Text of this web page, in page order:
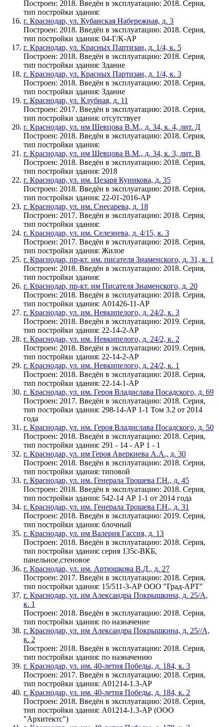
Построен: 2018. Введён в эксплуатацию: 2018. Серия,
тип постройки здания:
г. Краснодар, ул. Кубанская Набережная, д. 3
Построен: 2018. Введён в эксплуатацию: 2018. Серия,
тип постройки здания: 04-Г/К-АР
г. Краснодар, ул. Красных Партизан, д. 1/4, к. 5
Построен: 2018. Введён в эксплуатацию: 2018. Серия,
тип постройки здания: Здание
г. Краснодар, ул. Красных Партизан, д. 1/4, к. 3
Построен: 2018. Введён в эксплуатацию: 2018. Серия,
тип постройки здания: Здание
г. Краснодар, ул. Клубная, д. 11
Построен: 2017. Введён в эксплуатацию: 2018. Серия,
тип постройки здания: отсутствует
г. Краснодар, ул. им Шевцова В.М., д. 34, к. 4, лит. Д
Построен: 2018. Введён в эксплуатацию: 2018. Серия,
тип постройки здания:
г. Краснодар, ул. им Шевцова В.М., д. 34, к. 3, лит. В
Построен: 2018. Введён в эксплуатацию: 2018. Серия,
тип постройки здания: 2018
г. Краснодар, ул. им. Цезаря Куникова, д. 35
Построен: 2018. Введён в эксплуатацию: 2018. Серия,
тип постройки здания: 22-01-2016-АР
г. Краснодар, ул. им. Снесарева, д. 18
Построен: 2017. Введён в эксплуатацию: 2018. Серия,
тип постройки здания:
г. Краснодар, ул. им. Селезнева, д. 4/15, к. 3
Построен: 2017. Введён в эксплуатацию: 2018. Серия,
тип постройки здания: Жилое
г. Краснодар, пр-кт. им. писателя Знаменского, д. 31, к. 1
Построен: 2018. Введён в эксплуатацию: 2018. Серия,
тип постройки здания:
г. Краснодар, пр-кт. им Писателя Знаменского, д. 20
Построен: 2018. Введён в эксплуатацию: 2018. Серия,
тип постройки здания: А01426-11-АР
г. Краснодар, ул. им. Невкипелого, д. 24/2, к. 3
Построен: 2018. Введён в эксплуатацию: 2019. Серия,
тип постройки здания: 22-14-2-АР
г. Краснодар, ул. им. Невкипелого, д. 24/2, к. 2
Построен: 2018. Введён в эксплуатацию: 2019. Серия,
тип постройки здания: 22-14-2-АР
г. Краснодар, ул. им. Невкипелого, д. 24/2, к. 1
Построен: 2018. Введён в эксплуатацию: 2018. Серия,
тип постройки здания: 22-14-1-АР
г. Краснодар, ул. им. Героя Владислава Посадского, д. 69
Построен: 2017. Введён в эксплуатацию: 2018. Серия,
тип постройки здания: 298-14-АР 1-1 Том 3.2 от 2014
года
г. Краснодар, ул. им. Героя Владислава Посадского, д. 50
Построен: 2018. Введён в эксплуатацию: 2018. Серия,
тип постройки здания: 291 - 14 - АР 1 - 1
г. Краснодар, ул. им Героя Аверкиева А.А., д. 30
Построен: 2018. Введён в эксплуатацию: 2018. Серия,
тип постройки здания: типовой
г. Краснодар, ул. им. Генерала Трошева Г.Н., д. 45
Построен: 2018. Введён в эксплуатацию: 2018. Серия,
тип постройки здания: 542-14 АР 1-1 от 2014 года
г. Краснодар, ул. им. Генерала Трошева Г.Н., д. 31
Построен: 2018. Введён в эксплуатацию: 2019. Серия,
тип постройки здания: блочный
г. Краснодар, ул. им Валерия Гассия, д. 13
Построен: 2018. Введён в эксплуатацию: 2018. Серия,
тип постройки здания: серия 135с-ВКБ,
панельное,стеновое
г. Краснодар, ул. им. Артюшкова В.Д., д. 27
Построен: 2017. Введён в эксплуатацию: 2018. Серия,
тип постройки здания: 15/511-3-АР ООО "Град-АРТ"
г. Краснодар, ул. им Александра Покрышкина, д. 25/А,
к. 1
Построен: 2018. Введён в эксплуатацию: 2018. Серия,
тип постройки здания: по назначение
г. Краснодар, ул. им Александра Покрышкина, д. 25//А,
к. 2
Построен: 2018. Введён в эксплуатацию: 2018. Серия,
тип постройки здания: по назначению
г. Краснодар, ул. им. 40-летия Победы, д. 184, к. 3
Построен: 2017. Введён в эксплуатацию: 2018. Серия,
тип постройки здания: А01214-1.3-АР
г. Краснодар, ул. им. 40-летия Победы, д. 184, к. 2
Построен: 2018. Введён в эксплуатацию: 2018. Серия,
тип постройки здания: А01214-1.3-АР (ООО
"Архитектс")